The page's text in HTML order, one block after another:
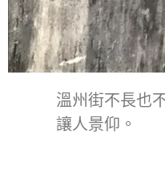
溫州街不長也
讓人景仰。